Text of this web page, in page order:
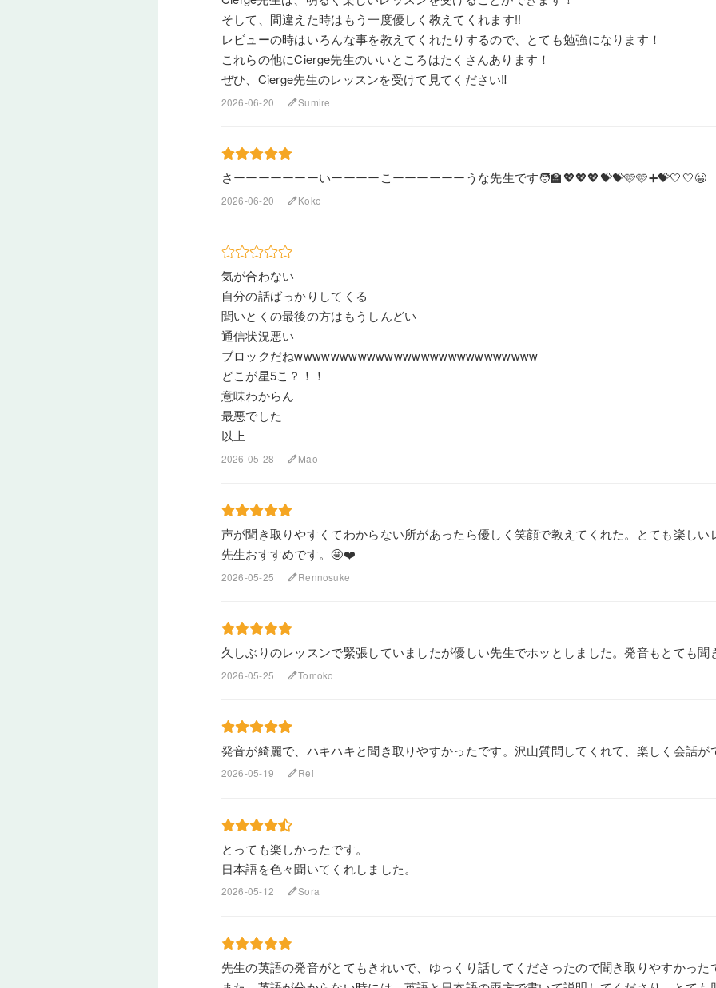
そして、間違えた時はもう一度優しく教えてくれます!!
レビューの時はいろんな事を教えてくれたりするので、とても勉強になります！
これらの他にCierge先生のいいところはたくさんあります！
ぜひ、Cierge先生のレッスンを受けて見てください‼︎
2026-06-20 editSumire
さーーーーーーーいーーーーこーーーーーーうな先生です🧑‍🏫💖💖💖💝💝🩷🩷➕💝🤍🤍😀
2026-06-20 editKoko
気が合わない
自分の話ばっかりしてくる
聞いとくの最後の方はもうしんどい
通信状況悪い
ブロックだねwwwwwwwwwwwwwwwwwwwwwwwwwww
どこが星5こ？！！
意味わからん
最悪でした
以上
2026-05-28 editMao
声が聞き取りやすくてわからない所があったら優しく笑顔で教えてくれた。とても楽し
先生おすすめです。🤩❤️
2026-05-25 editRennosuke
久しぶりのレッスンで緊張していましたが優しい先生でホッとしました。発音もとても聞
2026-05-25 editTomoko
発音が綺麗で、ハキハキと聞き取りやすかったです。沢山質問してくれて、楽しく会話が
2026-05-19 editRei
とっても楽しかったです。
日本語を色々聞いてくれしました。
2026-05-12 editSora
先生の英語の発音がとてもきれいで、ゆっくり話してくださったので聞き取りやすかった